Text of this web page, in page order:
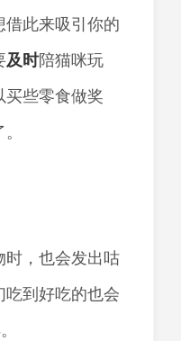
借此来吸引你的
及时陪猫咪玩
买些零食做奖
时，也会发出咕
吃到好吃的也会